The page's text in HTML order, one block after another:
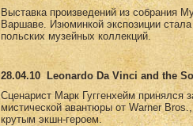
Выставка произведений из собрания
Варшаве. Изюминкой экспозиции
польских музейных коллекций.
28.04.10
Leonardo Da Vinci and the
Сценарист Марк Гуггенхейм принялся
мистической авантюры от Warner
крутым экшн-героем.